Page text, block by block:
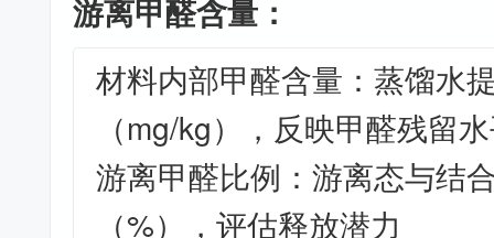
游离甲醛含量：
材料内部甲醛含量：蒸馏水
（mg/kg），反映甲醛残留
游离甲醛比例：游离态与结
（%），评估释放潜力